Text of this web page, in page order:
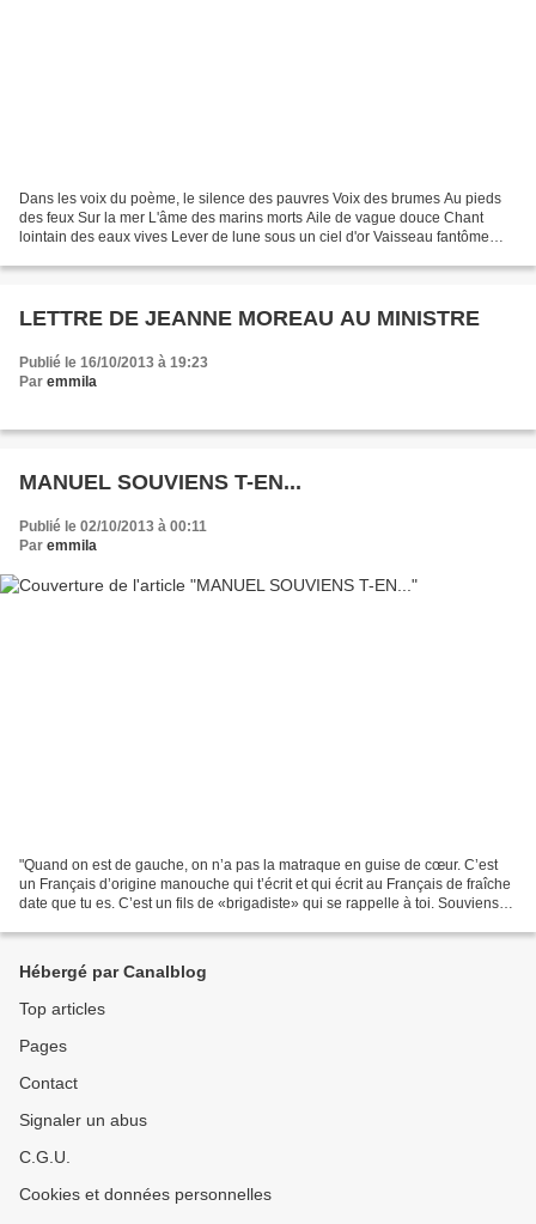
Dans les voix du poème, le silence des pauvres Voix des brumes Au pieds
des feux Sur la mer L'âme des marins morts Aile de vague douce Chant
lointain des eaux vives Lever de lune sous un ciel d'or Vaisseau fantôme
LETTRE DE JEANNE MOREAU AU MINISTRE
Publié le 16/10/2013 à 19:23
Par emmila
MANUEL SOUVIENS T-EN...
Publié le 02/10/2013 à 00:11
Par emmila
"Quand on est de gauche, on n’a pas la matraque en guise de cœur. C’est
un Français d’origine manouche qui t’écrit et qui écrit au Français de fraîche
date que tu es. C’est un fils de «brigadiste» qui se rappelle à toi. Souviens-
Hébergé par Canalblog
Top articles
Pages
Contact
Signaler un abus
C.G.U.
Cookies et données personnelles